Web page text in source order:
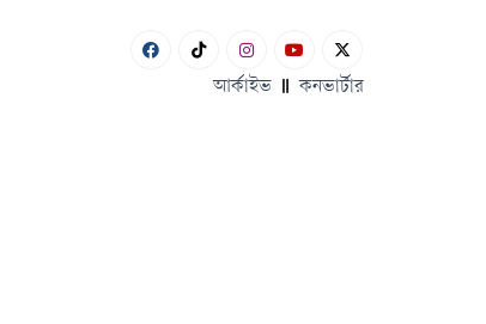
আর্কাইভ কনভার্টার